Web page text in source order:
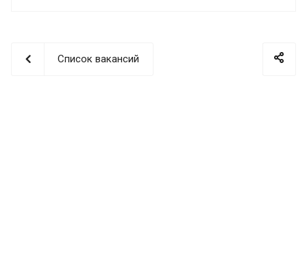
Список вакансий